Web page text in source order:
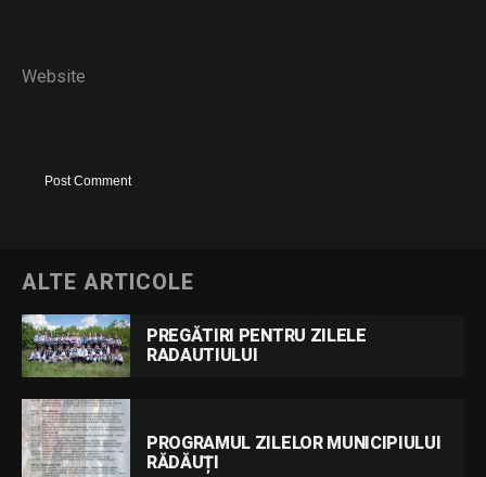
Website
ALTE ARTICOLE
PREGĂTIRI PENTRU ZILELE
RADAUTIULUI
PROGRAMUL ZILELOR MUNICIPIULUI
RĂDĂUȚI